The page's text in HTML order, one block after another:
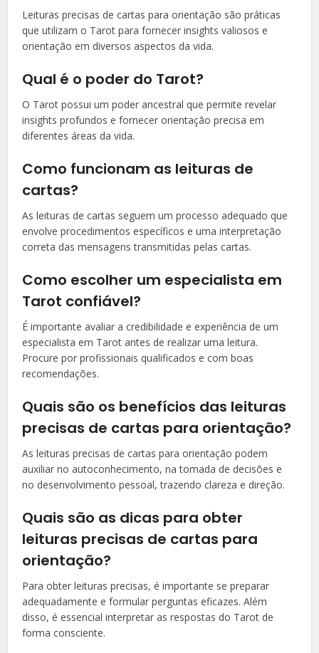
Leituras precisas de cartas para orientação são práticas
que utilizam o Tarot para fornecer insights valiosos e
orientação em diversos aspectos da vida.
Qual é o poder do Tarot?
O Tarot possui um poder ancestral que permite revelar
insights profundos e fornecer orientação precisa em
diferentes áreas da vida.
Como funcionam as leituras de
cartas?
As leituras de cartas seguem um processo adequado que
envolve procedimentos específicos e uma interpretação
correta das mensagens transmitidas pelas cartas.
Como escolher um especialista em
Tarot confiável?
É importante avaliar a credibilidade e experiência de um
especialista em Tarot antes de realizar uma leitura.
Procure por profissionais qualificados e com boas
recomendações.
Quais são os benefícios das leituras
precisas de cartas para orientação?
As leituras precisas de cartas para orientação podem
auxiliar no autoconhecimento, na tomada de decisões e
no desenvolvimento pessoal, trazendo clareza e direção.
Quais são as dicas para obter
leituras precisas de cartas para
orientação?
Para obter leituras precisas, é importante se preparar
adequadamente e formular perguntas eficazes. Além
disso, é essencial interpretar as respostas do Tarot de
forma consciente.